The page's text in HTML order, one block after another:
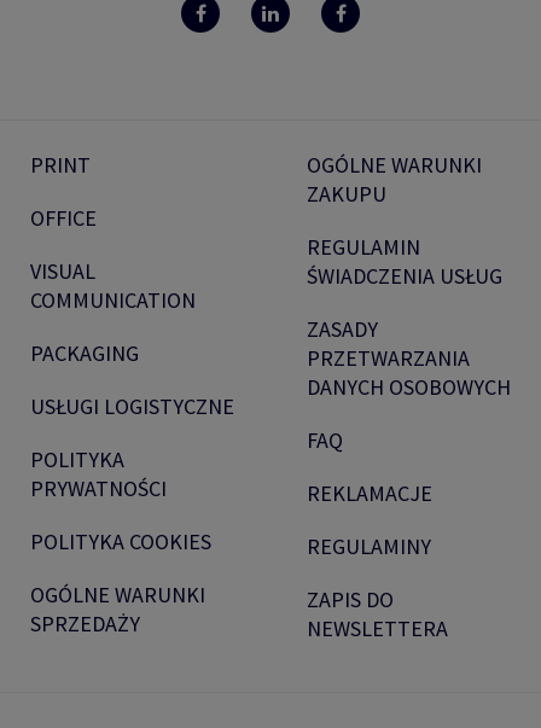
PRINT
OFFICE
VISUAL
COMMUNICATION
PACKAGING
USŁUGI LOGISTYCZNE
POLITYKA
PRYWATNOŚCI
POLITYKA COOKIES
OGÓLNE WARUNKI
SPRZEDAŻY
OGÓLNE WARUNKI
ZAKUPU
REGULAMIN
ŚWIADCZENIA USŁUG
ZASADY
PRZETWARZANIA
DANYCH OSOBOWYCH
FAQ
REKLAMACJE
REGULAMINY
ZAPIS DO
NEWSLETTERA